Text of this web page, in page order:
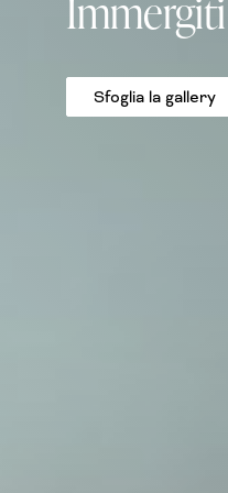
Sfoglia la gallery